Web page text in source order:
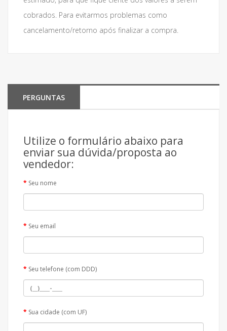
cobrados. Para evitarmos problemas como
cancelamento/retorno após finalizar a compra.
PERGUNTAS
Utilize o formulário abaixo para
enviar sua dúvida/proposta ao
vendedor:
Seu nome
Seu email
Seu telefone (com DDD)
Sua cidade (com UF)